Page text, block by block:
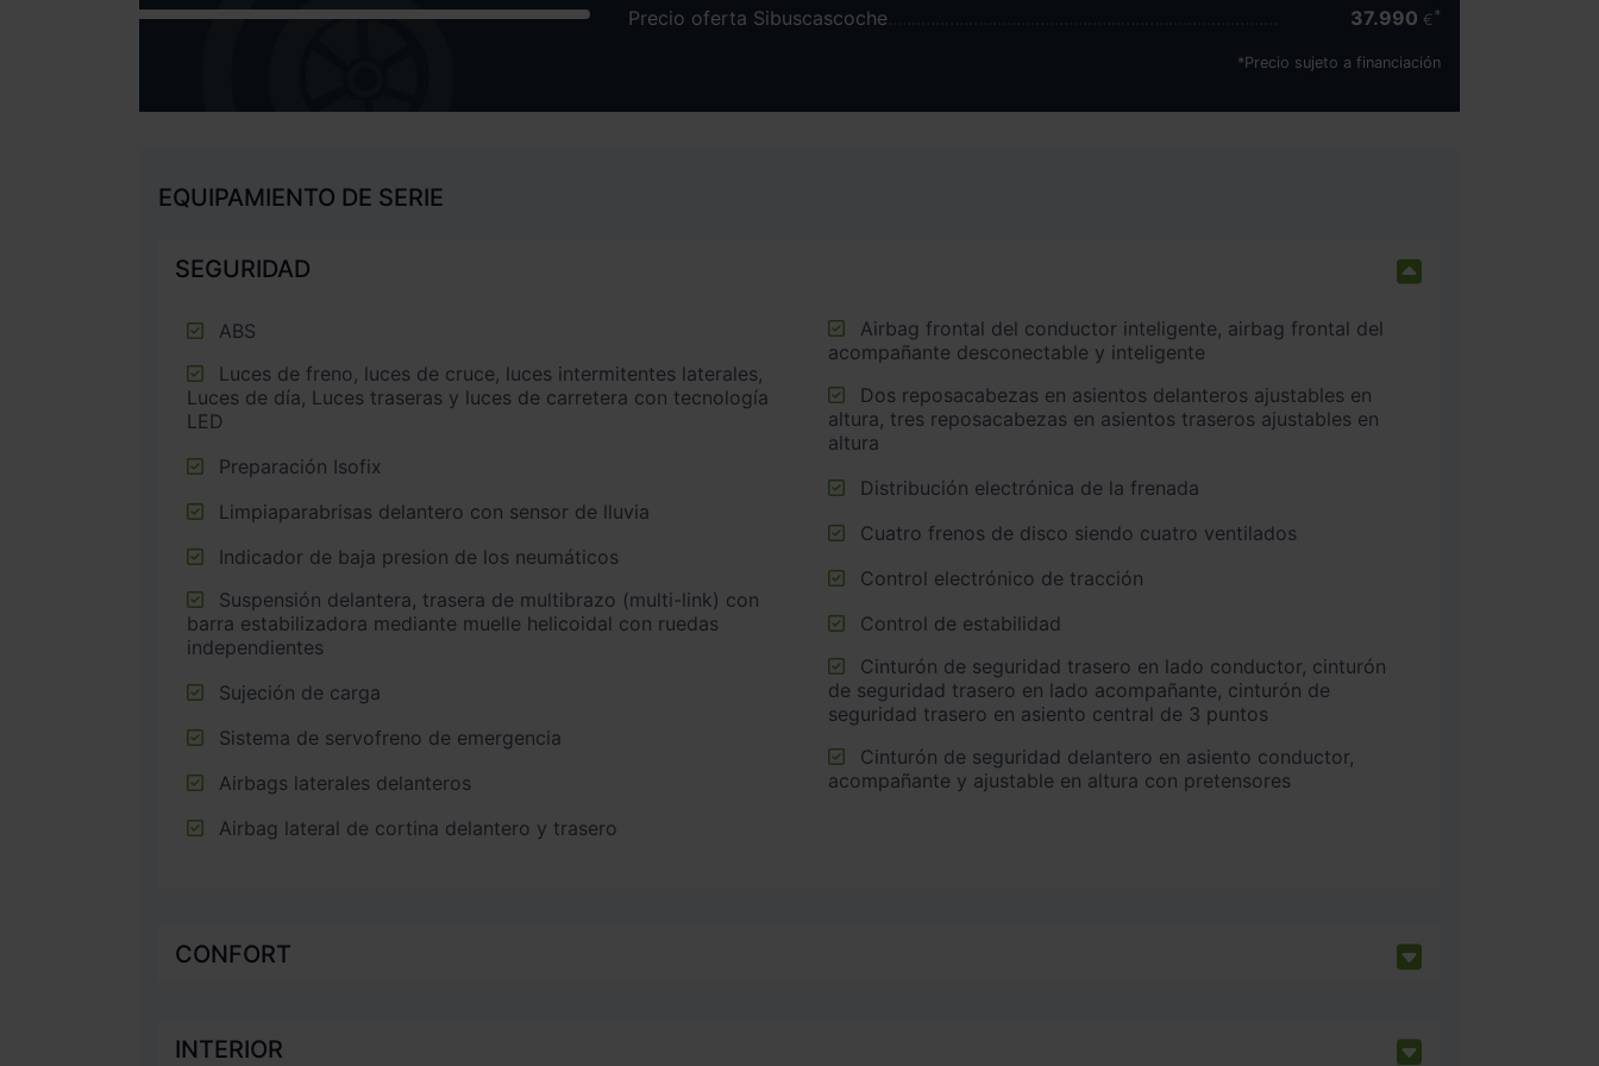
Precio oferta Sibuscascoche 37.990 €
*Precio sujeto a financiación
EQUIPAMIENTO DE SERIE
SEGURIDAD
ABS
Luces de día, Luces traseras y luces de carretera con tecnología
LED
Preparación Isofix
Limpiaparabrisas delantero con sensor de lluvia
Indicador de baja presion de los neumáticos
barra estabilizadora mediante muelle helicoidal con ruedas
independientes
Sujeción de carga
Sistema de servofreno de emergencia
Airbags laterales delanteros
Airbag lateral de cortina delantero y trasero
acompañante desconectable y inteligente
altura, tres reposacabezas en asientos traseros ajustables en
altura
Distribución electrónica de la frenada
Cuatro frenos de disco siendo cuatro ventilados
Control electrónico de tracción
Control de estabilidad
de seguridad trasero en lado acompañante, cinturón de
seguridad trasero en asiento central de 3 puntos
acompañante y ajustable en altura con pretensores
CONFORT
INTERIOR